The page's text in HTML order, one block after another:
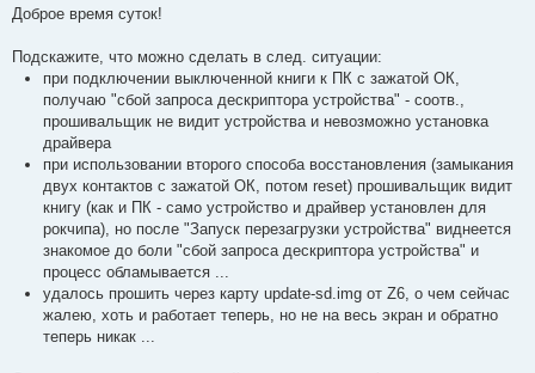
о
щ
н
Доброе время суток!
Подскажите, что можно сделать в след. ситуации:
при подключении выключенной книги к ПК с зажатой ОК,
получаю "сбой запроса дескриптора устройства" - соотв.,
прошивальщик не видит устройства и невозможно установка
драйвера
при использовании второго способа восстановления (замыкания
двух контактов с зажатой ОК, потом reset) прошивальщик видит
книгу (как и ПК - само устройство и драйвер установлен для
рокчипа), но после "Запуск перезагрузки устройства" виднеется
знакомое до боли "сбой запроса дескриптора устройства" и
процесс обламывается ...
удалось прошить через карту update-sd.img от Z6, о чем сейчас
жалею, хоть и работает теперь, но не на весь экран и обратно
теперь никак ...